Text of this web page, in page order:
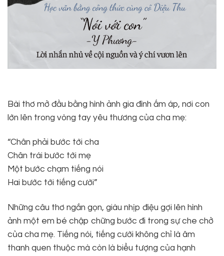
Bài thơ mở đầu bằng hình ảnh gia đình ấm áp, nơi con
lớn lên trong vòng tay yêu thương của cha mẹ:
“Chân phải bước tới cha
Chân trái bước tới mẹ
Một bước chạm tiếng nói
Hai bước tới tiếng cười”
Những câu thơ ngắn gọn, giàu nhịp điệu gợi lên hình
ảnh một em bé chập chững bước đi trong sự che chở
của cha mẹ. Tiếng nói, tiếng cười không chỉ là âm
thanh quen thuộc mà còn là biểu tượng của hạnh